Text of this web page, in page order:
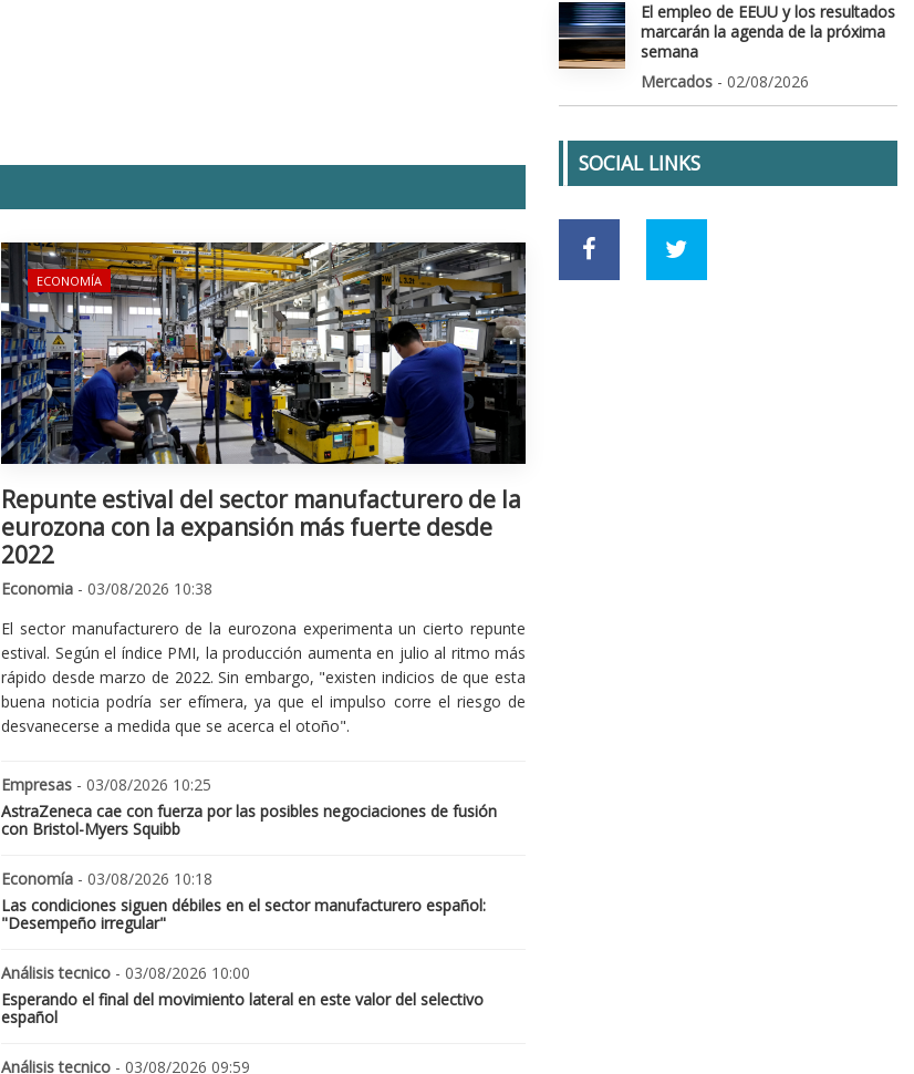
ECONOMÍA
Repunte estival del sector manufacturero de la
eurozona con la expansión más fuerte desde
2022
Economia - 03/08/2026 10:38
El sector manufacturero de la eurozona experimenta un cierto repunte
estival. Según el índice PMI, la producción aumenta en julio al ritmo más
rápido desde marzo de 2022. Sin embargo, "existen indicios de que esta
buena noticia podría ser efímera, ya que el impulso corre el riesgo de
desvanecerse a medida que se acerca el otoño".
Empresas - 03/08/2026 10:25
AstraZeneca cae con fuerza por las posibles negociaciones de fusión
con Bristol-Myers Squibb
Economía - 03/08/2026 10:18
Las condiciones siguen débiles en el sector manufacturero español:
"Desempeño irregular"
Análisis tecnico - 03/08/2026 10:00
Esperando el final del movimiento lateral en este valor del selectivo
español
Análisis tecnico - 03/08/2026 09:59
El empleo de EEUU y los resultados
marcarán la agenda de la próxima
semana
Mercados - 02/08/2026
SOCIAL LINKS